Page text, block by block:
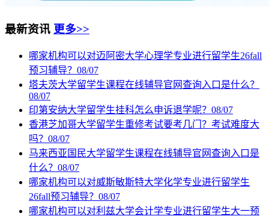
最新资讯 更多>>
哪家机构可以对迈阿密大学心理学专业进行留学生26fall
预习辅导？ 08/07
塔夫茨大学留学生课程在线辅导官网查询入口是什么？
08/07
印第安纳大学留学生挂科怎么申诉退学呢？ 08/07
香港芝加哥大学留学生重修考试要考几门？考试难度大
吗？ 08/07
马来西亚国民大学留学生课程在线辅导官网查询入口是
什么？ 08/07
哪家机构可以对威斯敏斯特大学化学专业进行留学生
26fall预习辅导？ 08/07
哪家机构可以对利兹大学会计学专业进行留学生大一预